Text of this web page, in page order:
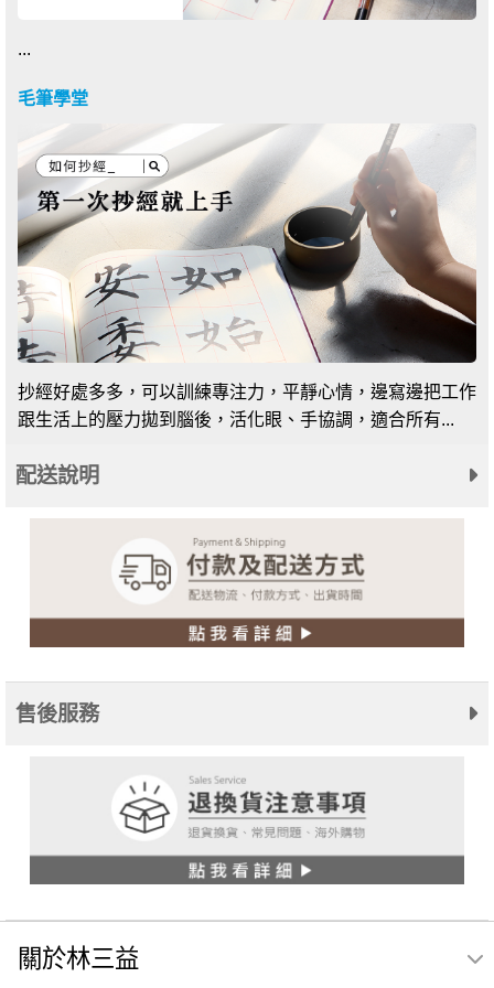
...
毛筆學堂
抄經好處多多，可以訓練專注力，平靜心情，邊寫邊把工作
跟生活上的壓力拋到腦後，活化眼、手協調，適合所有...
配送說明
售後服務
關於林三益